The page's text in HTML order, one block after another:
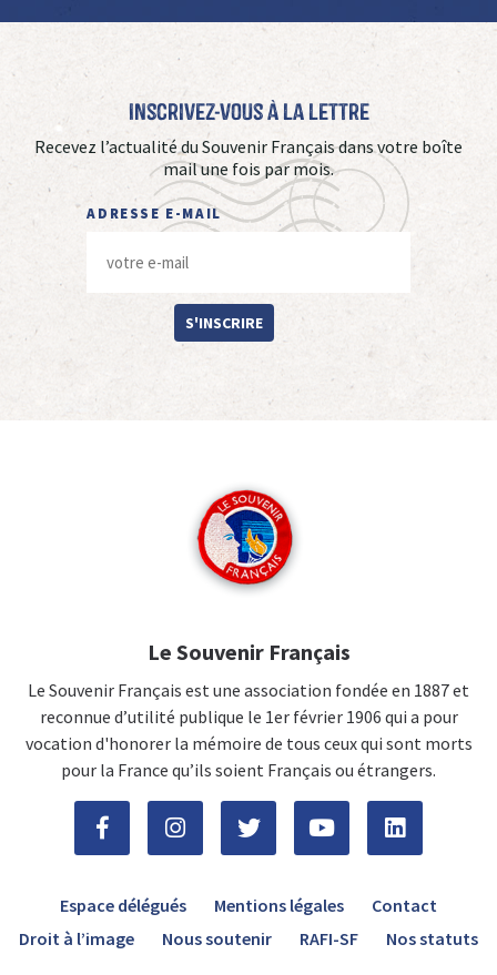
Inscrivez-vous à La Lettre
Recevez l’actualité du Souvenir Français dans votre boîte
mail une fois par mois.
ADRESSE E-MAIL
S'INSCRIRE
Le Souvenir Français
Le Souvenir Français est une association fondée en 1887 et
reconnue d’utilité publique le 1er février 1906 qui a pour
vocation d'honorer la mémoire de tous ceux qui sont morts
pour la France qu’ils soient Français ou étrangers.
Espace délégués Mentions légales
Contact
Droit à l’image
Nous soutenir RAFI-SF Nos statuts